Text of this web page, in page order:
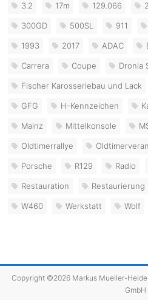
3.2 17m 129.066
300GD 500SL 911
1993 2017 ADAC
Carrera Coupe Dronia
Fischer Karosseriebau und Lack
GFG H-Kennzeichen
Mainz Mittelkonsole
Oldtimerrallye
Porsche R129 Radio
Restauration Restaurierung
W460 Werkstatt Wolf
Copyright ©2026 Markus Mueller-
GmbH